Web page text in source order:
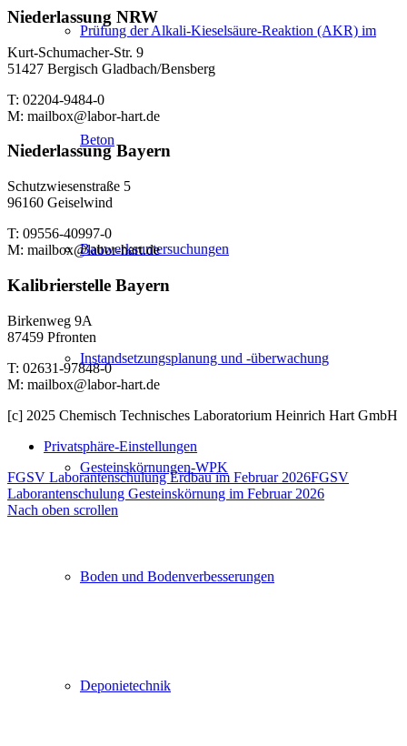
Prüfung der Alkali-Kieselsäure-Reaktion (AKR) im
Beton
Bauwerksuntersuchungen
Instandsetzungsplanung und -überwachung
Gesteinskörnungen-WPK
Boden und Bodenverbesserungen
Deponietechnik
Niederlassung NRW
Kurt-Schumacher-Str. 9
51427 Bergisch Gladbach/Bensberg
T: 02204-9484-0
M: mailbox@labor-hart.de
Niederlassung Bayern
Schutzwiesenstraße 5
96160 Geiselwind
T: 09556-40997-0
M: mailbox@labor-hart.de
Kalibrierstelle Bayern
Birkenweg 9A
87459 Pfronten
T: 02631-97848-0
M: mailbox@labor-hart.de
[c] 2025 Chemisch Technisches Laboratorium Heinrich Hart GmbH
Privatsphäre-Einstellungen
FGSV Laborantenschulung Erdbau im Februar 2026FGSV
Laborantenschulung Gesteinskörnung im Februar 2026
Nach oben scrollen